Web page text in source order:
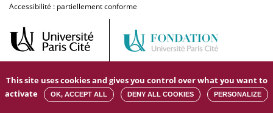
Accessibilité : partiellement conforme
This site uses cookies and gives you control over what you want to
activate
OK, ACCEPT ALL DENY ALL COOKIES PERSONALIZE